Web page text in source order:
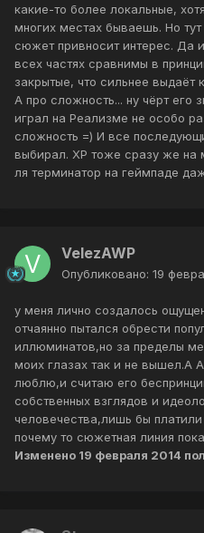
какие-то более локальные,
многих местах бываешь. Но
сюжет привносит интерес. Да
всех частях сравнимы в
закрытые, что сильнее выдаёт
А про сложность... ну чёрт его
играл на Реализме не особо
сложность =) И все
выбирал. ХР тоже сразу же на
ля терминатор на геймпаде
VelezAWP
Опубликовано: 19
у меня лично создалось
отчаянно пытался обрести
иллюминатов,но за пределы
моих глазах так и не вышел.А
люблю,и считаю его
собственных взглядов и
человечества,лишь бы
почему то сюжетная линия
Изменено 19 февраля 2014